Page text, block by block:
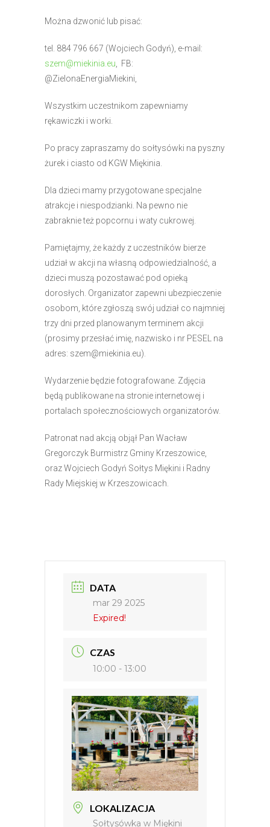
Można dzwonić lub pisać:
tel. 884 796 667 (Wojciech Godyń), e-mail:
szem@miekinia.eu , FB:
@ZielonaEnergiaMiekini,
Wszystkim uczestnikom zapewniamy
rękawiczki i worki.
Po pracy zapraszamy do sołtysówki na pyszny
żurek i ciasto od KGW Miękinia.
Dla dzieci mamy przygotowane specjalne
atrakcje i niespodzianki. Na pewno nie
zabraknie też popcornu i waty cukrowej.
Pamiętajmy, że każdy z uczestników bierze
udział w akcji na własną odpowiedzialność, a
dzieci muszą pozostawać pod opieką
dorosłych. Organizator zapewni ubezpieczenie
osobom, które zgłoszą swój udział co najmniej
trzy dni przed planowanym terminem akcji
(prosimy przesłać imię, nazwisko i nr PESEL na
adres: szem@miekinia.eu).
Wydarzenie będzie fotografowane. Zdjęcia
będą publikowane na stronie internetowej i
portalach społecznościowych organizatorów.
Patronat nad akcją objął Pan Wacław
Gregorczyk Burmistrz Gminy Krzeszowice,
oraz Wojciech Godyń Sołtys Miękini i Radny
Rady Miejskiej w Krzeszowicach.
DATA
mar 29 2025
Expired!
CZAS
10:00 - 13:00
LOKALIZACJA
Sołtysówka w Miękini